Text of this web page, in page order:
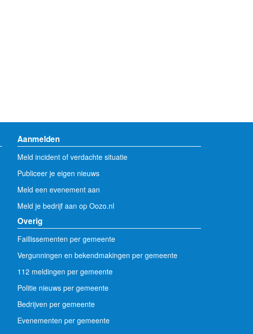
Aanmelden
Meld incident of verdachte situatie
Publiceer je eigen nieuws
Meld een evenement aan
Meld je bedrijf aan op Oozo.nl
Overig
Faillissementen per gemeente
Vergunningen en bekendmakingen per gemeente
112 meldingen per gemeente
Politie nieuws per gemeente
Bedrijven per gemeente
Evenementen per gemeente